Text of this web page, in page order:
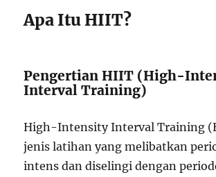
Apa Itu HIIT?
Pengertian HIIT (High-
Interval Training)
High-Intensity Interval Training
jenis latihan yang melibatkan
intens dan diselingi dengan